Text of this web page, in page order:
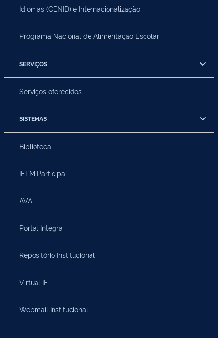
Idiomas (CENID) e Internacionalização
Programa Nacional de Alimentação Escolar
SERVIÇOS
Serviços oferecidos
SISTEMAS
Biblioteca
IFTM Participa
AVA
Portal Integra
Repositório Institucional
Virtual IF
Webmail Institucional